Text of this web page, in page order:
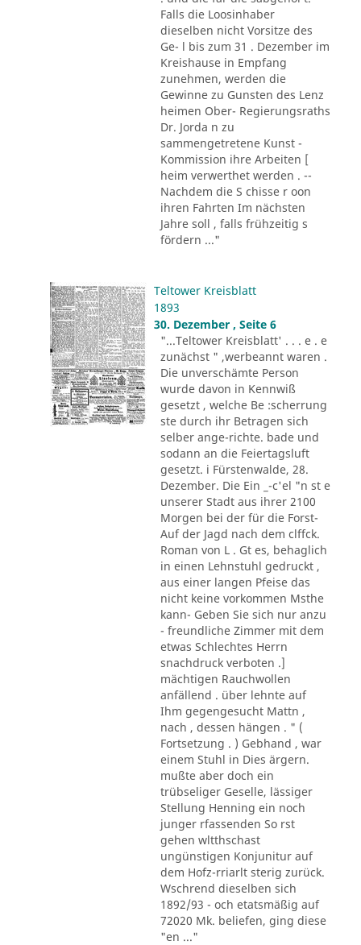
Falls die Loosinhaber
dieselben nicht Vorsitze des
Ge- l bis zum 31 . Dezember im
Kreishause in Empfang
zunehmen, werden die
Gewinne zu Gunsten des Lenz
heimen Ober- Regierungsraths
Dr. Jorda n zu
sammengetretene Kunst -
Kommission ihre Arbeiten [
heim verwerthet werden . --
Nachdem die S chisse r oon
ihren Fahrten Im nächsten
Jahre soll , falls frühzeitig s
fördern ..."
Teltower Kreisblatt
1893
30. Dezember , Seite 6
"...Teltower Kreisblatt' . . . e . e
zunächst " ,werbeannt waren .
Die unverschämte Person
wurde davon in Kennwiß
gesetzt , welche Be :scherrung
ste durch ihr Betragen sich
selber ange-richte. bade und
sodann an die Feiertagsluft
gesetzt. i Fürstenwalde, 28.
Dezember. Die Ein _-c'el "n st e
unserer Stadt aus ihrer 2100
Morgen bei der für die Forst-
Auf der Jagd nach dem clffck.
Roman von L . Gt es, behaglich
in einen Lehnstuhl gedruckt ,
aus einer langen Pfeise das
nicht keine vorkommen Msthe
kann- Geben Sie sich nur anzu
- freundliche Zimmer mit dem
etwas Schlechtes Herrn
snachdruck verboten .]
mächtigen Rauchwollen
anfällend . über lehnte auf
Ihm gegengesucht Mattn ,
nach , dessen hängen . " (
Fortsetzung . ) Gebhand , war
einem Stuhl in Dies ärgern.
mußte aber doch ein
trübseliger Geselle, lässiger
Stellung Henning ein noch
junger rfassenden So rst
gehen wltthschast
ungünstigen Konjunitur auf
dem Hofz-rriarlt sterig zurück.
Wschrend dieselben sich
1892/93 - och etatsmäßig auf
72020 Mk. beliefen, ging diese
"en ..."